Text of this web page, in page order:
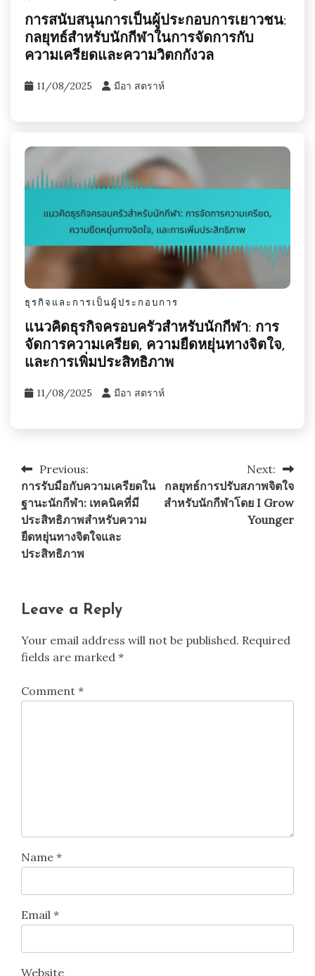
การสนับสนุนการเป็นผู้ประกอบการเยาวชน:
กลยุทธ์สำหรับนักกีฬาในการจัดการกับ
ความเครียดและความวิตกกังวล
11/08/2025 มีอา สตราห์
ธุรกิจและการเป็นผู้ประกอบการ
แนวคิดธุรกิจครอบครัวสำหรับนักกีฬา: การ
จัดการความเครียด, ความยืดหยุ่นทางจิตใจ,
และการเพิ่มประสิทธิภาพ
11/08/2025 มีอา สตราห์
Post
navigation
Previous:
การรับมือกับความเครียดใน
ฐานะนักกีฬา: เทคนิคที่มี
ประสิทธิภาพสำหรับความ
ยืดหยุ่นทางจิตใจและ
ประสิทธิภาพ
Next:
กลยุทธ์การปรับสภาพจิตใจ
สำหรับนักกีฬาโดย I Grow
Younger
Leave a Reply
Your email address will not be published. Required
fields are marked *
Comment *
Name *
Email *
Website